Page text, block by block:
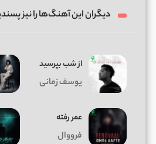
دیگران این آهنگ‌ها را نیز
از شب بپرسید
یوسف زمانی
عمر رفته
فرووال